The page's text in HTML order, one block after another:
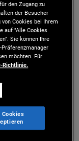
president and
where
and
Low
Prior to
den Zugang zu
der Besucher
Cookies bei Ihrem
auf "Alle Cookies
Sie können Ihre
möchten. Für
Richtlinie.
Cookies